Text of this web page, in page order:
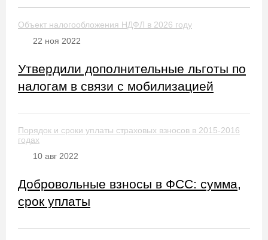
Объект налогообложения НДФЛ в 2026 году
22 ноя 2022
Утвердили дополнительные льготы по
налогам в связи с мобилизацией
Порядок и сроки уплаты страховых взносов в 2015-2016
годах
10 авг 2022
Добровольные взносы в ФСС: сумма,
срок уплаты